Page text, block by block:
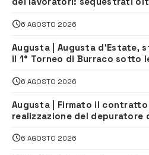
climatizzazione
6 AGOSTO 2026
Augusta | Augusta d’Estate,
il 1° Torneo di Burraco sotto
6 AGOSTO 2026
Augusta | Firmato il
realizzazione del depuratore
6 AGOSTO 2026